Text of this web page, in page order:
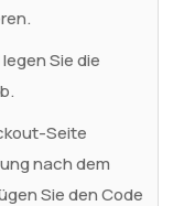
Sie die
Seite
nach dem
Sie den Code